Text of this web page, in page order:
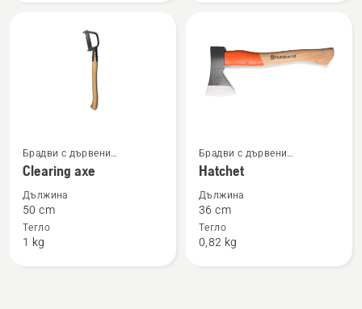
Вижте
повече
за
Clearing
axe
Брадви с дървени
ръкохватки
Clearing axe
Дължина
50 cm
Тегло
1 kg
Вижте
повече
за
Hatchet
Брадви с дървени
ръкохватки
Hatchet
Дължина
36 cm
Тегло
0,82 kg